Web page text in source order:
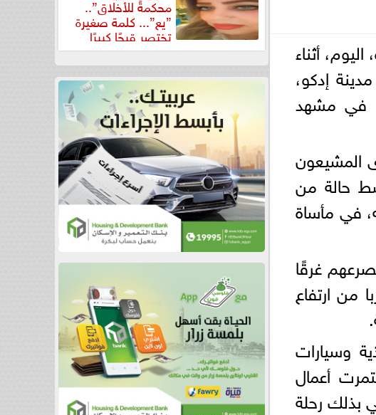
أثناء
إدكو،
في مشهد
المشيعون
حالة من
في مأساة
غرقًا
من ارتفاع
وسيارات
أعمال
بذلك رحلة
محكمةً للأخلاق”..
”يع”... كلمة صغيرة
تختصر قبحًا كبيرًا